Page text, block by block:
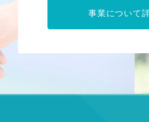
事業について